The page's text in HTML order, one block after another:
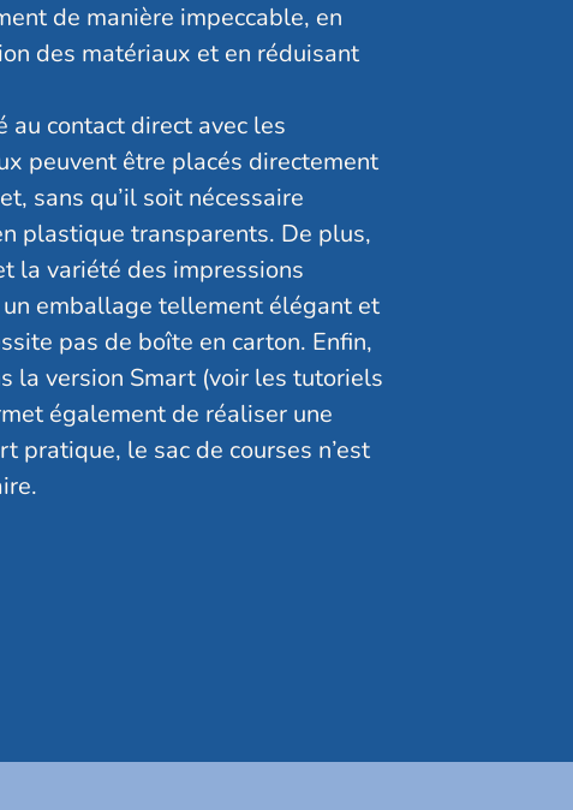
de manière impeccable, en
des matériaux et en réduisant
au contact direct avec les
peuvent être placés directement
sans qu’il soit nécessaire
plastique transparents. De plus,
la variété des impressions
emballage tellement élégant et
pas de boîte en carton. Enfin,
la version Smart (voir les tutoriels
également de réaliser une
pratique, le sac de courses n’est